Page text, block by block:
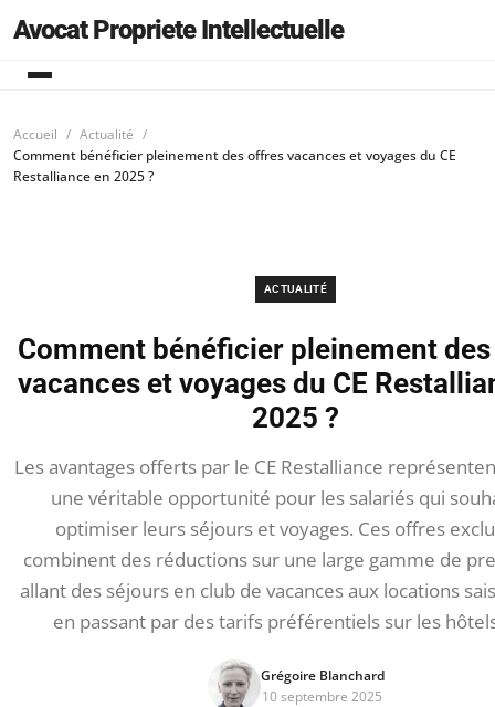
Avocat Propriete Intellectuelle
Accueil
Actualité
Comment bénéficier pleinement des offres vacances et voyages du CE
Restalliance en 2025 ?
ACTUALITÉ
Comment bénéficier pleinement
vacances et voyages du CE
2025 ?
Les avantages offerts par le CE Restalliance
une véritable opportunité pour les salariés qui
optimiser leurs séjours et voyages. Ces offres
combinent des réductions sur une large gamme de
allant des séjours en club de vacances aux locations
en passant par des tarifs préférentiels sur les
Grégoire Blanchard
10 septembre 2025